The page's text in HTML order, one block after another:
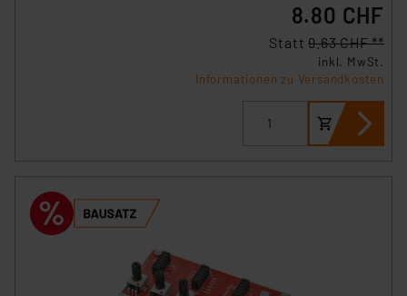
8.80 CHF
Statt9.63 CHF **
inkl. MwSt.
Informationen zu Versandkosten